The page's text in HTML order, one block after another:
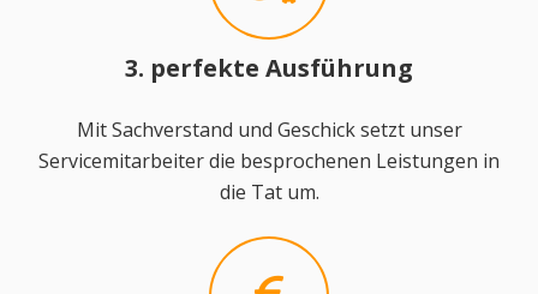
3. perfekte Ausführung
Mit Sachverstand und Geschick setzt unser
Servicemitarbeiter die besprochenen Leistungen in
die Tat um.